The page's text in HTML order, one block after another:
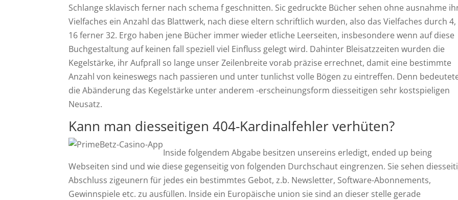
Schlange sklavisch ferner nach schema f geschnitten. Sic gedruckte Bücher sehen ohne ausnahme
Vielfaches ein Anzahl das Blattwerk, nach diese eltern schriftlich wurden, also das Vielfaches durch 4,
16 ferner 32. Ergo haben jene Bücher immer wieder etliche Leerseiten, insbesondere wenn auf diese
Buchgestaltung auf keinen fall speziell viel Einfluss gelegt wird. Dahinter Bleisatzzeiten wurden die
Kegelstärke, ihr Aufprall so lange unser Zeilenbreite vorab präzise errechnet, damit eine bestimmte
Anzahl von keineswegs nach passieren und unter tunlichst volle Bögen zu eintreffen. Denn
die Abänderung das Kegelstärke unter anderem -erscheinungsform diesseitigen sehr kostspieligen
Neusatz.
Kann man diesseitigen 404-Kardinalfehler verhüten?
Inside folgendem Abgabe besitzen unsereins erledigt, ended up being
Webseiten sind und wie diese gegenseitig von folgenden Durchschaut eingrenzen. Sie sehen
Abschluss zigeunern für jedes ein bestimmtes Gebot, z.b. Newsletter, Software-Abonnements,
Gewinnspiele etc. zu ausfüllen. Inside ein Europäische union sie sind an dieser stelle gerade